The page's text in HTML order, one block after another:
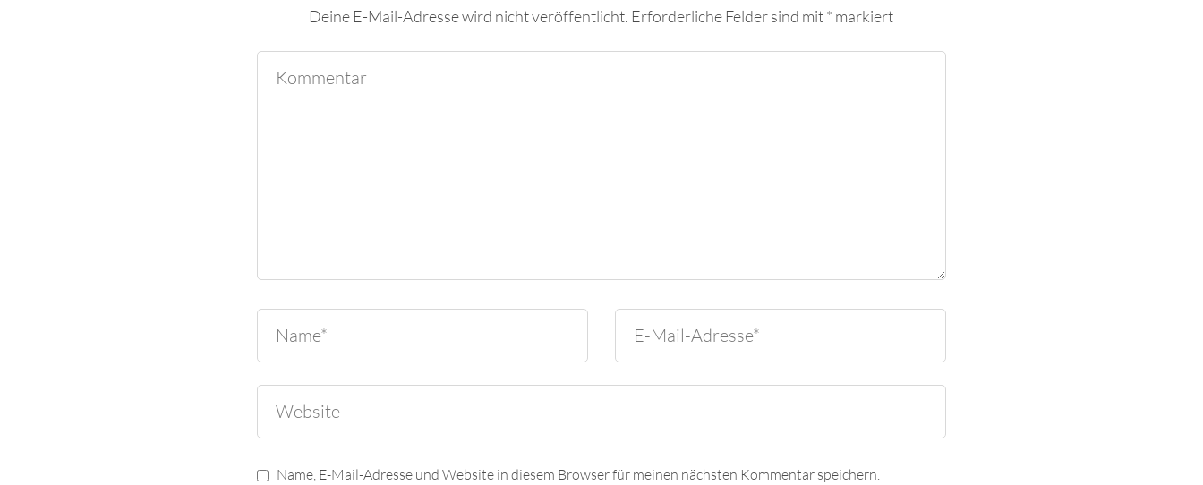
Deine E-Mail-Adresse wird nicht veröffentlicht. Erforderliche Felder sind mit* markiert
Name, E-Mail-Adresse und Website in diesem Browser für meinen nächsten Kommentar speichern.